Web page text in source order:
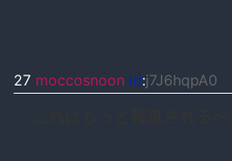
27 moccosnoon id:j7J6hqpA0